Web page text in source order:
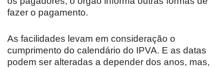
fazer o pagamento.
As facilidades levam em consideração o
cumprimento do calendário do IPVA. E as datas
podem ser alteradas a depender dos anos, mas,